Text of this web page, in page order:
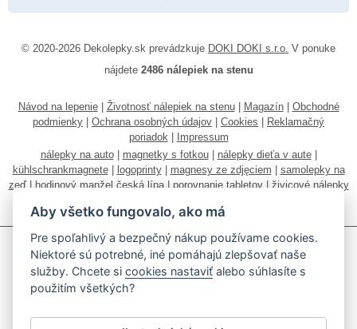
© 2020-2026 Dekolepky.sk prevádzkuje DOKI DOKI s.r.o. V ponuke
nájdete 2486 nálepiek na stenu
Návod na lepenie| Životnosť nálepiek na stenu| Magazín| Obchodné
podmienky
Ochrana osobných údajov Cookies
Reklamačný
poriadok|
Impressum
nálepky na auto| magnetky s fotkou| nálepky dieťa v aute|
kühlschrankmagnete| logoprinty| magnesy ze zdjęciem
samolepky na
zeď| hodinový manžel česká lípa| porovnanie tabletov| živicové nálepky
Aby všetko fungovalo, ako má
Pre spoľahlivý a bezpečný nákup používame cookies.
Niektoré sú potrebné, iné pomáhajú zlepšovať naše
služby. Chcete sicookies nastaviť alebo súhlasíte s
použitím všetkých?